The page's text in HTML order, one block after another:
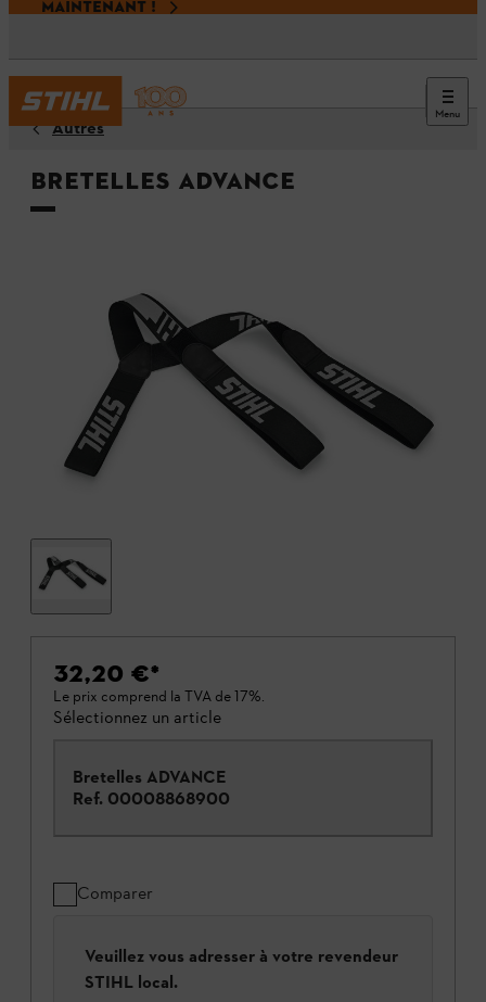
MAINTENANT !
Menu
Autres
Bretelles ADVANCE
32,20 €*
Le prix comprend la TVA de 17%.
Sélectionnez un article
Bretelles ADVANCE
Ref. 00008868900
Comparer
Veuillez vous adresser à votre revendeur
STIHL local.